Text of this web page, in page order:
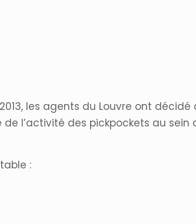
les agents du Louvre ont décidé
l’activité des pickpockets au sein
: